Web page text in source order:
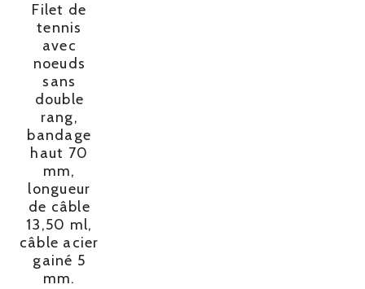
Filet de
tennis
avec
noeuds
sans
double
rang,
bandage
haut 70
mm,
longueur
de câble
13,50 ml,
câble acier
gainé 5
mm.